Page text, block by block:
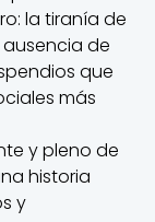
la tiranía de
de
que
más
y pleno de
historia
y